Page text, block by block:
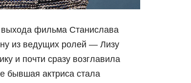
фильма Станислава
из ведущих ролей — Лизу
и почти сразу возглавила
бывшая актриса стала